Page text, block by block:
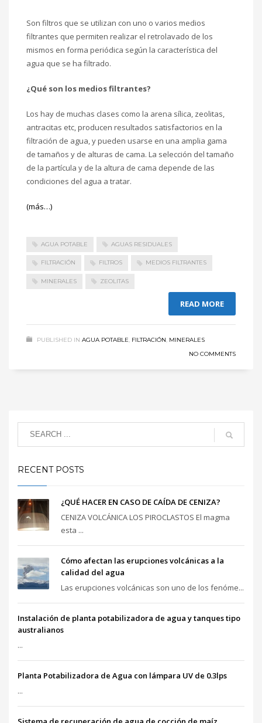
Son filtros que se utilizan con uno o varios medios
filtrantes que permiten realizar el retrolavado de los
mismos en forma periódica según la característica del
agua que se ha filtrado.
¿Qué son los medios filtrantes?
Los hay de muchas clases como la arena sílica, zeolitas,
antracitas etc, producen resultados satisfactorios en la
filtración de agua, y pueden usarse en una amplia gama
de tamaños y de alturas de cama. La selección del tamaño
de la partícula y de la altura de cama depende de las
condiciones del agua a tratar.
(más…)
AGUA POTABLE AGUAS RESIDUALES
FILTRACIÓN FILTROS MEDIOS FILTRANTES
MINERALES ZEOLITAS
READ MORE
PUBLISHED IN AGUA POTABLE, FILTRACIÓN, MINERALES
NO COMMENTS
RECENT POSTS
¿QUÉ HACER EN CASO DE CAÍDA DE CENIZA?
CENIZA VOLCÁNICA LOS PIROCLASTOS El magma
esta ...
Cómo afectan las erupciones volcánicas a la
calidad del agua
Las erupciones volcánicas son uno de los fenóme...
Instalación de planta potabilizadora de agua y tanques tipo
australianos
...
Planta Potabilizadora de Agua con lámpara UV de 0.3lps
...